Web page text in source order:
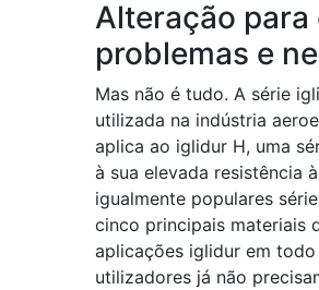
Alteração para
problemas e
Mas não é tudo. A série
utilizada na indústria
aplica ao iglidur H, uma
à sua elevada resistência
igualmente populares
cinco principais materiais
aplicações iglidur em todo
utilizadores já não